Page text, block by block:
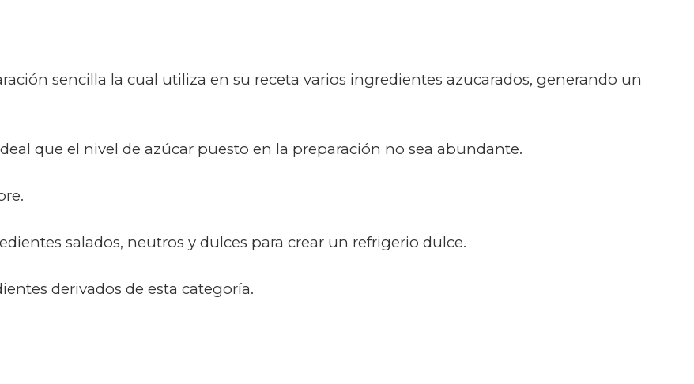
sencilla la cual utiliza en su receta varios ingredientes azucarados, generando un
que el nivel de azúcar puesto en la preparación no sea abundante.
salados, neutros y dulces para crear un refrigerio dulce.
derivados de esta categoría.